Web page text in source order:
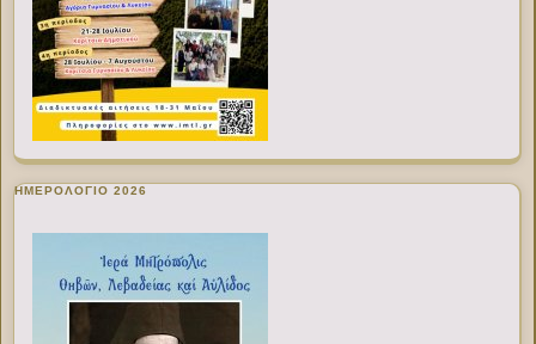
ΗΜΕΡΟΛΟΓΙΟ 2026